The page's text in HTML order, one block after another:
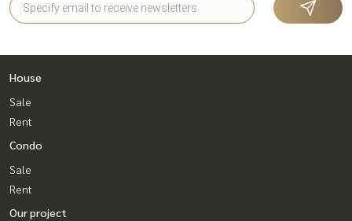
House
Sale
Rent
Condo
Sale
Rent
Our project